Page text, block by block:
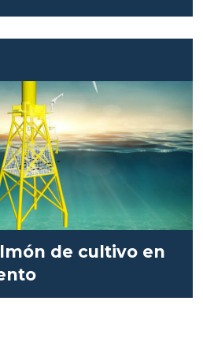
de cultivo en